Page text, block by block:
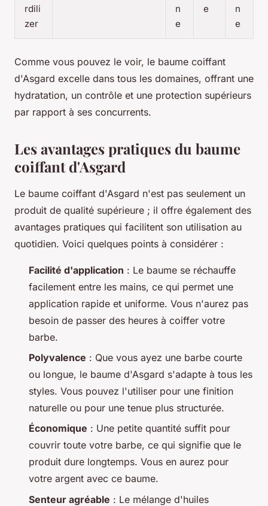
rdili
zer
n
e
e
n
e
Comme vous pouvez le voir, le baume coiffant
d'Asgard excelle dans tous les domaines, offrant une
hydratation, un contrôle et une protection supérieurs
par rapport à ses concurrents.
Les avantages pratiques du baume
coiffant d'Asgard
Le baume coiffant d'Asgard n'est pas seulement un
produit de qualité supérieure ; il offre également des
avantages pratiques qui facilitent son utilisation au
quotidien. Voici quelques points à considérer :
Facilité d'application : Le baume se réchauffe
facilement entre les mains, ce qui permet une
application rapide et uniforme. Vous n'aurez pas
besoin de passer des heures à coiffer votre
barbe.
Polyvalence : Que vous ayez une barbe courte
ou longue, le baume d'Asgard s'adapte à tous les
styles. Vous pouvez l'utiliser pour une finition
naturelle ou pour une tenue plus structurée.
Économique : Une petite quantité suffit pour
couvrir toute votre barbe, ce qui signifie que le
produit dure longtemps. Vous en aurez pour
votre argent avec ce baume.
Senteur agréable : Le mélange d'huiles